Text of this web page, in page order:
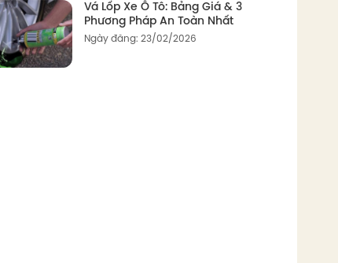
Vá Lốp Xe Ô Tô: Bảng Giá & 3
Phương Pháp An Toàn Nhất
Ngày đăng: 23/02/2026